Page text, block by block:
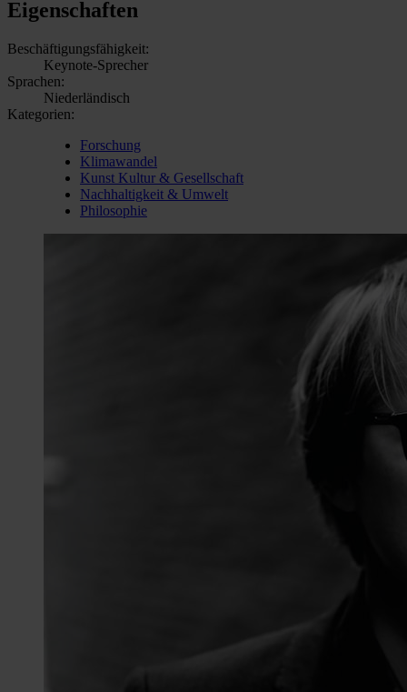
Eigenschaften
Beschäftigungsfähigkeit:
Keynote-Sprecher
Sprachen:
Niederländisch
Kategorien:
Forschung
Klimawandel
Kunst Kultur & Gesellschaft
Nachhaltigkeit & Umwelt
Philosophie